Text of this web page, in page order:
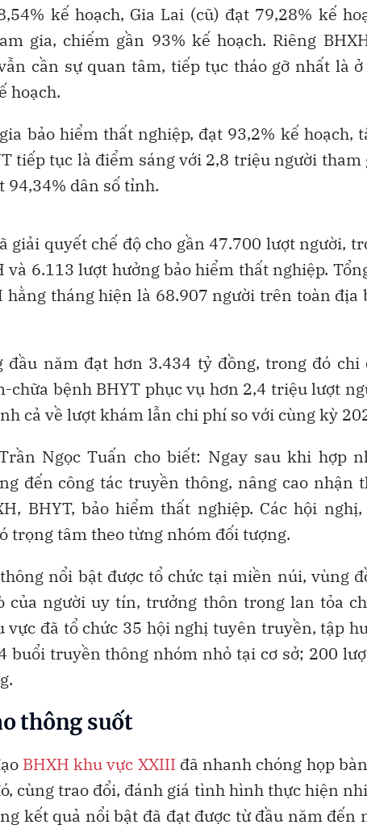
kế hoạch, Gia Lai (cũ) đạt 79,28% kế
gia, chiếm gần 93% kế hoạch. Riêng
cần sự quan tâm, tiếp tục tháo gỡ nhất là
hoạch.
bảo hiểm thất nghiệp, đạt 93,2% kế hoạch,
tiếp tục là điểm sáng với 2,8 triệu người tham
94,34% dân số tỉnh.
giải quyết chế độ cho gần 47.700 lượt người,
và 6.113 lượt hưởng bảo hiểm thất nghiệp.
tháng hiện là 68.907 người trên toàn địa
năm đạt hơn 3.434 tỷ đồng, trong đó chi
chữa bệnh BHYT phục vụ hơn 2,4 triệu lượt
cả về lượt khám lẫn chi phí so với cùng kỳ
Ngọc Tuấn cho biết: Ngay sau khi hợp
đến công tác truyền thông, nâng cao nhận
BHYT, bảo hiểm thất nghiệp. Các hội
trọng tâm theo từng nhóm đối tượng.
nổi bật được tổ chức tại miền núi, vùng
của người uy tín, trưởng thôn trong lan tỏa
vực đã tổ chức 35 hội nghị tuyên truyền, tập
buổi truyền thông nhóm nhỏ tại cơ sở; 200
thông suốt
BHXH khu vực XXIII đã nhanh chóng họp
cùng trao đổi, đánh giá tình hình thực hiện
kết quả nổi bật đã đạt được từ đầu năm đến